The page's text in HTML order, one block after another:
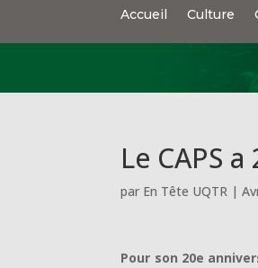
Accueil Culture
Le CAPS
par En Tête UQTR |
Pour son 20e